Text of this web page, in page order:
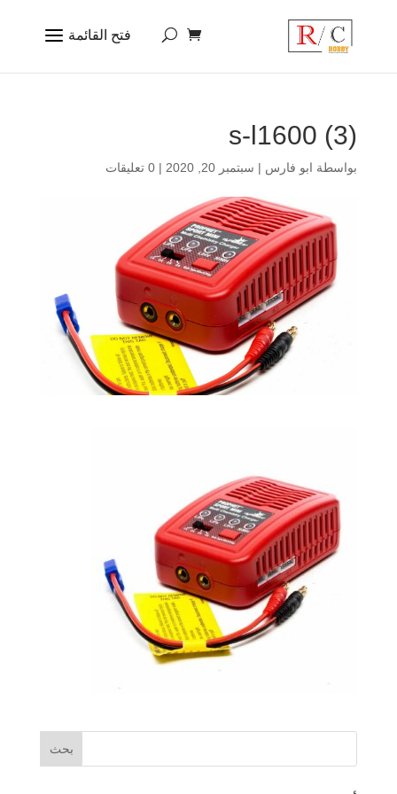
s-l1600 (3)
بواسطة ابو فارس | سبتمبر 20, 2020 | 0 تعليقات